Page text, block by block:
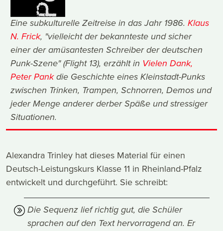
Eine subkulturelle Zeitreise in das Jahr 1986. Klaus
N. Frick, "vielleicht der bekannteste und sicher
einer der amüsantesten Schreiber der deutschen
Punk-Szene" (Flight 13), erzählt in Vielen Dank,
Peter Pankdie Geschichte eines Kleinstadt-Punks
zwischen Trinken, Trampen, Schnorren, Demos und
jeder Menge anderer derber Späße und stressiger
Situationen.
Alexandra Trinley hat dieses Material für einen
Deutsch-Leistungskurs Klasse 11 in Rheinland-Pfalz
entwickelt und durchgeführt. Sie schreibt:
Die Sequenz lief richtig gut, die Schüler
sprachen auf den Text hervorragend an. Er